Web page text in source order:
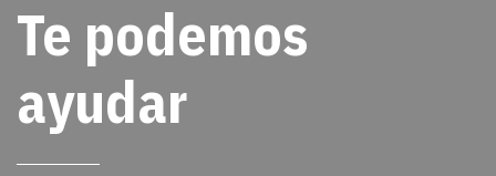
Te podemos
ayudar